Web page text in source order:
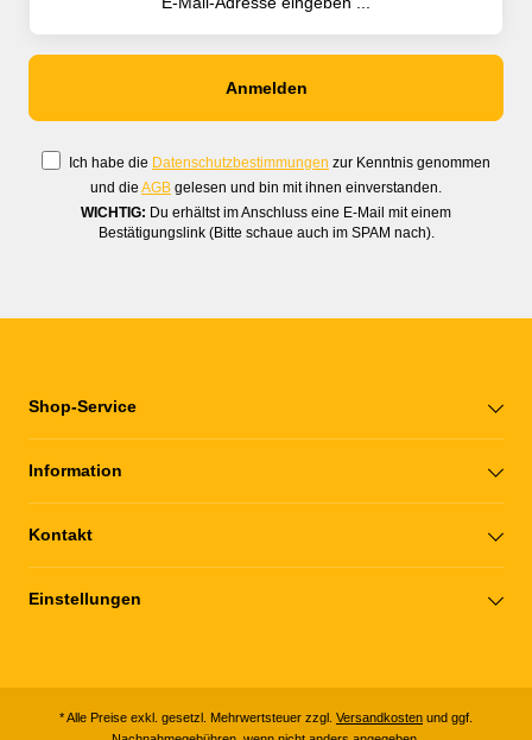
Ich habe die Datenschutzbestimmungen zur Kenntnis genommen
und die AGB gelesen und bin mit ihnen einverstanden.
WICHTIG: Du erhältst im Anschluss eine E-Mail mit einem
Bestätigungslink (Bitte schaue auch im SPAM nach).
Shop-Service
Information
Kontakt
Einstellungen
* Alle Preise exkl. gesetzl. Mehrwertsteuer zzgl. Versandkosten und ggf.